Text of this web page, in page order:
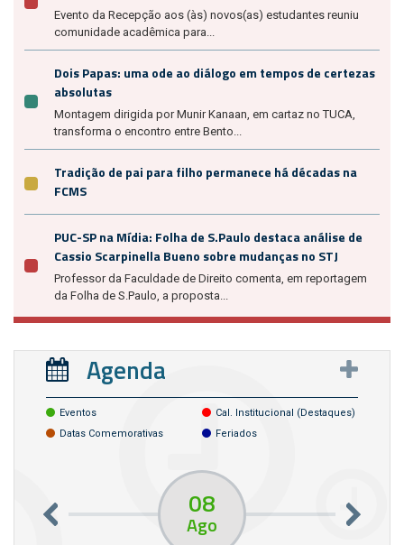
Evento da Recepção aos (às) novos(as) estudantes reuniu
comunidade acadêmica para...
Dois Papas: uma ode ao diálogo em tempos de certezas
absolutas
Montagem dirigida por Munir Kanaan, em cartaz no TUCA,
transforma o encontro entre Bento...
Tradição de pai para filho permanece há décadas na
FCMS
PUC-SP na Mídia: Folha de S.Paulo destaca análise de
Cassio Scarpinella Bueno sobre mudanças no STJ
Professor da Faculdade de Direito comenta, em reportagem
da Folha de S.Paulo, a proposta...
Agenda
Eventos
Cal. Institucional (destaques)
Datas Comemorativas
Feriados
08
Ago